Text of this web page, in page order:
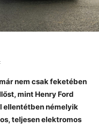
nem csak feketében
mint Henry Ford
ellentétben némelyik
teljesen elektromos